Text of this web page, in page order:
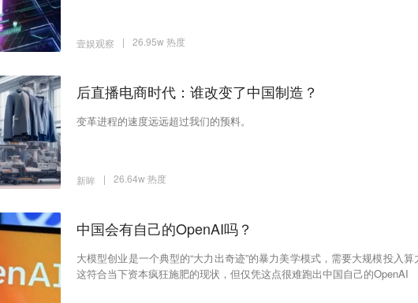
壹娱观察 | 26.95w 热度
后直播电商时代：谁改变了中国制造？
变革进程的速度远远超过我们的预料。
新眸 | 26.64w 热度
中国会有自己的OpenAI吗？
大模型创业是一个典型的“大力出奇迹”的暴力美学模式，需要大规模投入算
这符合当下资本疯狂施肥的现状，但仅凭这点很难跑出中国自己的OpenAI